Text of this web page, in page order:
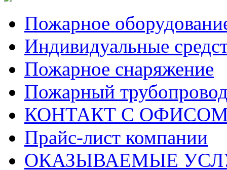
Пожарное
Индивидуальные
Пожарное снаряжение
Пожарный
КОНТАКТ С ОФИСОМ
Прайс-лист компании
ОКАЗЫВАЕМЫЕ